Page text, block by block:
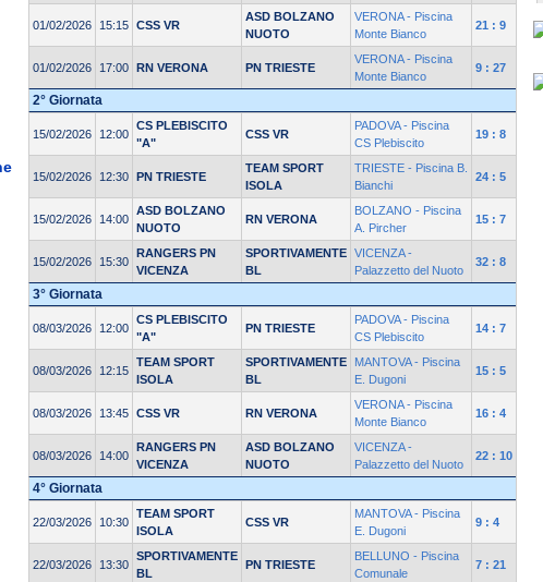
01/02/2026 15:15 CSS VR
ASD BOLZANO
NUOTO
VERONA - Piscina
Monte Bianco
21 : 9
01/02/2026 17:00 RN VERONA PN TRIESTE
VERONA - Piscina
Monte Bianco
9 : 27
2° Giornata
15/02/2026 12:00
CS PLEBISCITO
"A"
CSS VR
PADOVA - Piscina
CS Plebiscito
19 : 8
15/02/2026 12:30 PN TRIESTE
TEAM SPORT
ISOLA
TRIESTE - Piscina B.
Bianchi
24 : 5
15/02/2026 14:00
ASD BOLZANO
NUOTO
RN VERONA
BOLZANO - Piscina
A. Pircher
15 : 7
15/02/2026 15:30
RANGERS PN
VICENZA
SPORTIVAMENTE
BL
VICENZA -
Palazzetto del Nuoto
32 : 8
3° Giornata
08/03/2026 12:00
CS PLEBISCITO
"A"
PN TRIESTE
PADOVA - Piscina
CS Plebiscito
14 : 7
08/03/2026 12:15
TEAM SPORT
ISOLA
SPORTIVAMENTE
BL
MANTOVA - Piscina
E. Dugoni
15 : 5
08/03/2026 13:45 CSS VR RN VERONA
VERONA - Piscina
Monte Bianco
16 : 4
08/03/2026 14:00
RANGERS PN
VICENZA
ASD BOLZANO
NUOTO
VICENZA -
Palazzetto del Nuoto
22 : 10
4° Giornata
22/03/2026 10:30
TEAM SPORT
ISOLA
CSS VR
MANTOVA - Piscina
E. Dugoni
9 : 4
22/03/2026 13:30
SPORTIVAMENTE
BL
PN TRIESTE
BELLUNO - Piscina
Comunale
7 : 21